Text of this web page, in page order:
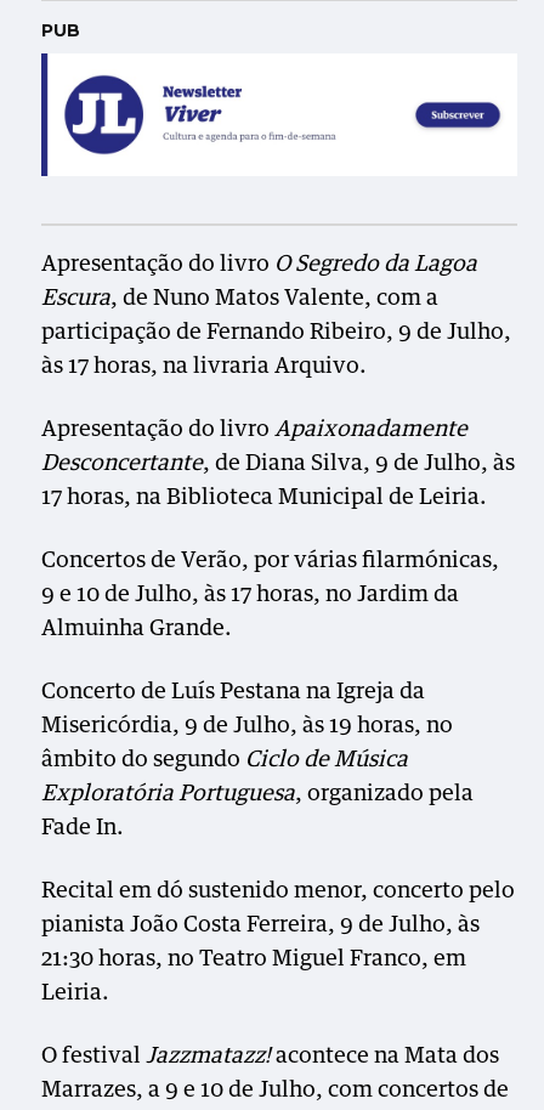
PUB
Apresentação do livro O Segredo da Lagoa
Escura, de Nuno Matos Valente, com a
participação de Fernando Ribeiro, 9 de Julho,
às 17 horas, na livraria Arquivo.
Apresentação do livroApaixonadamente
Desconcertante, de Diana Silva, 9 de Julho, às
17 horas, na Biblioteca Municipal de Leiria.
Concertos de Verão, por várias filarmónicas,
9 e 10 de Julho, às 17 horas, no Jardim da
Almuinha Grande.
Concerto de Luís Pestana na Igreja da
Misericórdia, 9 de Julho, às 19 horas, no
âmbito do segundo Ciclo de Música
Exploratória Portuguesa, organizado pela
Fade In.
Recital em dó sustenido menor, concerto pelo
pianista João Costa Ferreira, 9 de Julho, às
21:30 horas, no Teatro Miguel Franco, em
Leiria.
O festivalJazzmatazz!acontece na Mata dos
Marrazes, a 9 e 10 de Julho, com concertos de